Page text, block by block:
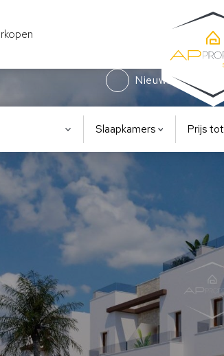
Nieuwbouw
Slaapkamers Prijs tot